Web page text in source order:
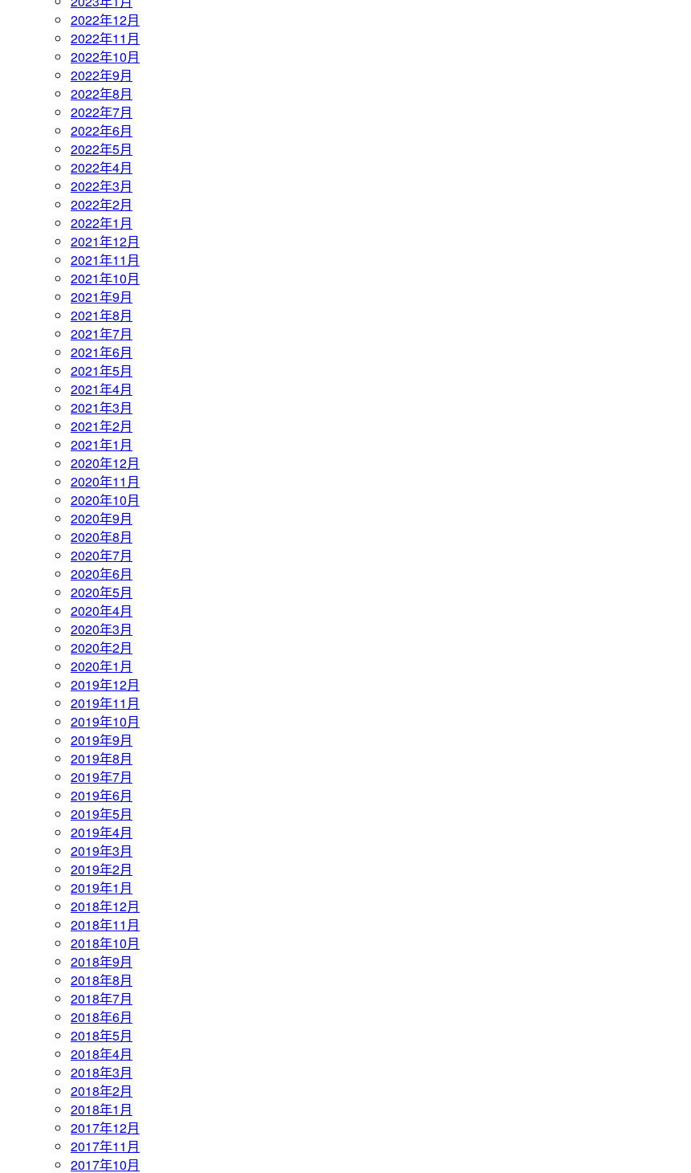
2022年12月
2022年11月
2022年10月
2022年9月
2022年8月
2022年7月
2022年6月
2022年5月
2022年4月
2022年3月
2022年2月
2022年1月
2021年12月
2021年11月
2021年10月
2021年9月
2021年8月
2021年7月
2021年6月
2021年5月
2021年4月
2021年3月
2021年2月
2021年1月
2020年12月
2020年11月
2020年10月
2020年9月
2020年8月
2020年7月
2020年6月
2020年5月
2020年4月
2020年3月
2020年2月
2020年1月
2019年12月
2019年11月
2019年10月
2019年9月
2019年8月
2019年7月
2019年6月
2019年5月
2019年4月
2019年3月
2019年2月
2019年1月
2018年12月
2018年11月
2018年10月
2018年9月
2018年8月
2018年7月
2018年6月
2018年5月
2018年4月
2018年3月
2018年2月
2018年1月
2017年12月
2017年11月
2017年10月